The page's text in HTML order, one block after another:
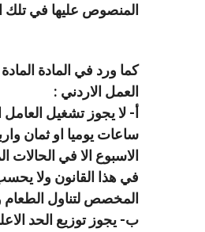
المنصوص عليها في تلك
العمل الاردني :
أ- لا يجوز تشغيل
ساعات يوميا او ثمان
الاسبوع الا في الحالات
في هذا القانون ولا
المخصص لتناول الطعام
ب- يجوز توزيع الحد